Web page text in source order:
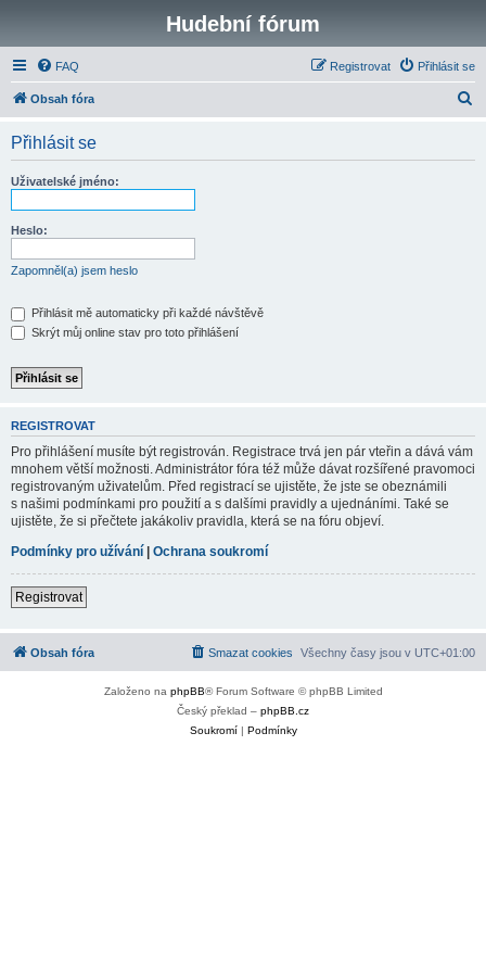
Hudební fórum
FAQ Přihlásit se
Registrovat
Obsah fóra
Přihlásit se
Uživatelské jméno:
Heslo:
Zapomněl(a) jsem heslo
Přihlásit mě automaticky při každé návštěvě
Skrýt můj online stav pro toto přihlášení
REGISTROVAT
Pro přihlášení musíte být registrován. Registrace trvá jen pár vteřin a dává vám
mnohem větší možnosti. Administrátor fóra též může dávat rozšířené pravomoci
registrovaným uživatelům. Před registrací se ujistěte, že jste se obeznámili
s našimi podmínkami pro použití a s dalšími pravidly a ujednáními. Také se
ujistěte, že si přečtete jakákoliv pravidla, která se na fóru objeví.
Podmínky pro užívání | Ochrana soukromí
Registrovat
Obsah fóra Všechny časy jsou v UTC+01:00
Smazat cookies
Založeno na phpBB® Forum Software © phpBB Limited
Český překlad – phpBB.cz
Soukromí| Podmínky